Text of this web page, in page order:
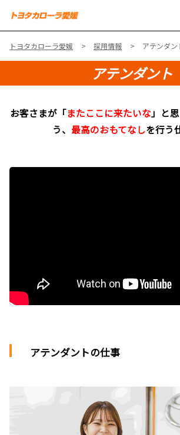
トヨタカローラ愛媛 採用情報 アテンダン
アテンダント
お客さまが「またここに来たいな」と
う、 最高のおもてなしを行う
アテンダントの仕事